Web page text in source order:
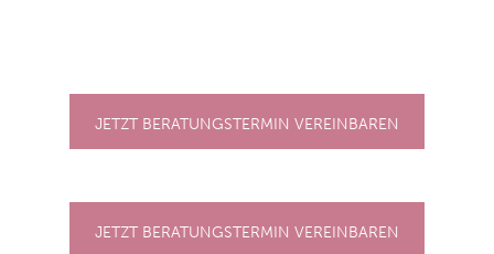
JETZT BERATUNGSTERMIN VEREINBAREN
JETZT BERATUNGSTERMIN VEREINBAREN